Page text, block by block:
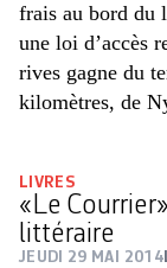
frais au bord du
une loi d’accès
rives gagne du
kilomètres, de
LIVRES
«Le
littéraire
JEUDI 29 MAI 2014